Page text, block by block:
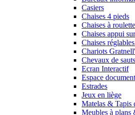
Casiers
Chaises 4 pieds
Chaises à
Chaises appui
Chaises
Chariots
Chevaux de sauts
Ecran Interactif
Espace
Estrades
Jeux en liège
Matelas & Tapis
Meubles à plans